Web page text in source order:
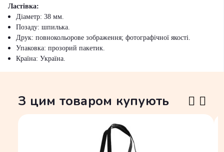
Ластівка:
Діаметр: 38 мм.
Позаду: шпилька.
Друк: повнокольорове зображення; фотографічної якості.
Упаковка: прозорий пакетик.
Країна: Україна.
З цим товаром купують